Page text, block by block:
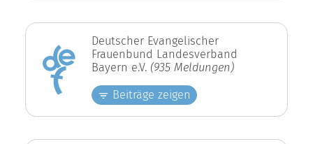
Deutscher Evangelischer
Frauenbund Landesverband
Bayern e.V. (935 Meldungen)
Beiträge zeigen